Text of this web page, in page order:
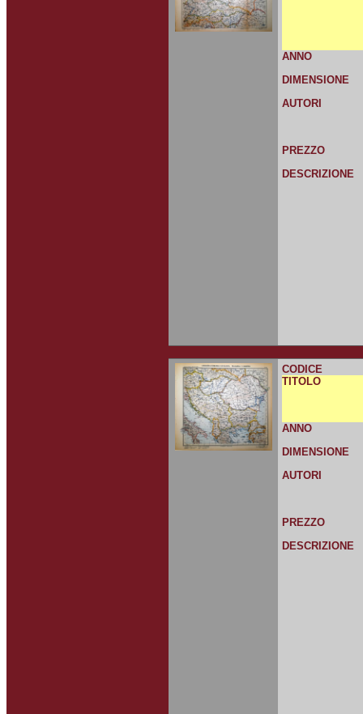
ANNO
DIMENSIONE
AUTORI
PREZZO
DESCRIZIONE
CODICE
TITOLO
ANNO
DIMENSIONE
AUTORI
PREZZO
DESCRIZIONE